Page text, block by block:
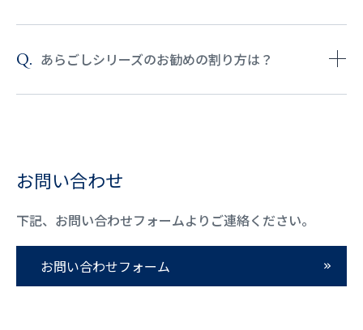
あらごしシリーズのお勧めの割り方は？
お問い合わせ
下記、お問い合わせフォームよりご連絡ください。
お問い合わせフォーム